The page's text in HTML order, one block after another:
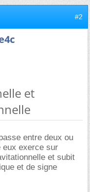
#2
et
entre deux ou
eux exerce sur
et subit
et de signe